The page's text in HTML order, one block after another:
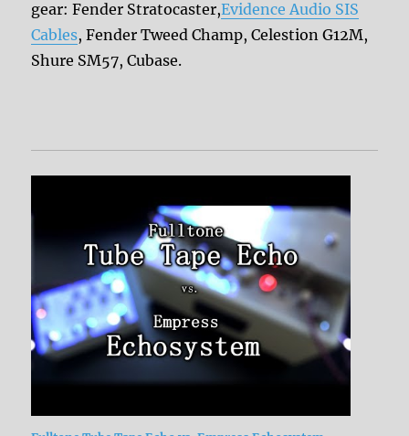
gear: Fender Stratocaster,Evidence Audio SIS
Cables, Fender Tweed Champ, Celestion G12M,
Shure SM57, Cubase.